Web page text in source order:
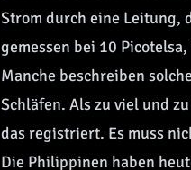
Strom durch eine Leitung,
gemessen bei 10
Manche beschreiben
Schläfen. Als zu viel und
das registriert. Es muss
Die Philippinen haben